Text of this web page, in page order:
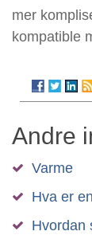
mer
kompatible
Andre
Varme
Hva er
Hvordan